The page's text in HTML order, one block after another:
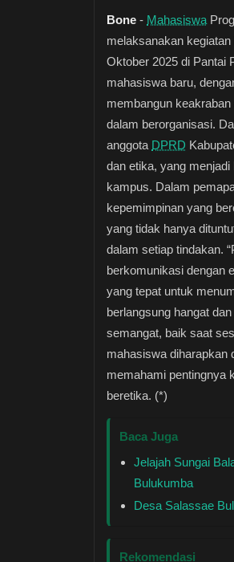
Bone - Mahasiswa
melaksanakan
Oktober 2025 di Pantai
mahasiswa baru,
membangun
dalam berorganisasi.
anggota DPRD
dan etika, yang
kampus. Dalam
kepemimpinan yang
yang tidak hanya
dalam setiap tindakan.
berkomunikasi dengan
yang tepat untuk
berlangsung hangat
semangat, baik saat
mahasiswa diharapkan
memahami pentingnya
beretika. (*)
Baca Juga
Jelajah Sungai
Bulukumba
Desa Salassae
Rekomendasi